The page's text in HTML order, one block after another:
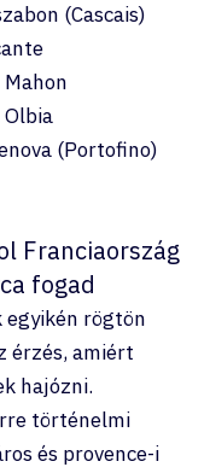
(Cascais)
Olbia
(Portofino)
Franciaország
fogad
egyikén rögtön
érzés, amiért
hajózni.
történelmi
és provence-i